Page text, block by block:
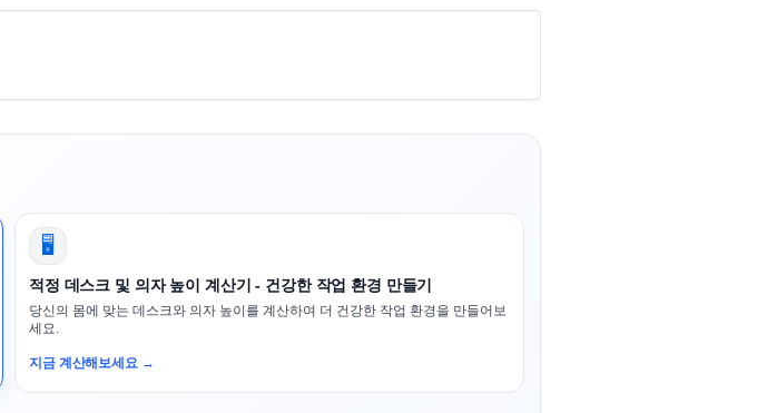
🖥️
적정 데스크 및 의자 높이 계산기 - 건강한 작업 환경 만들기
당신의 몸에 맞는 데스크와 의자 높이를 계산하여 더 건강한 작업 환경을 만들어보
세요.
지금 계산해보세요 →